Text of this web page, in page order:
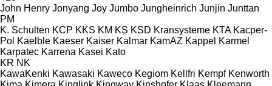
John Henry Jonyang Joy Jumbo Jungheinrich Junjin Junttan
PM
K. Schulten KCP KKS KM KS KSD Kransysteme KTA Kacper-
Pol Kaelble Kaeser Kaiser Kalmar KamAZ Kappel Karmel
Karpatec Karrena Kasei Kato
KR NK
KawaKenki Kawasaki Kaweco Kegiom Kellfri Kempf Kenworth